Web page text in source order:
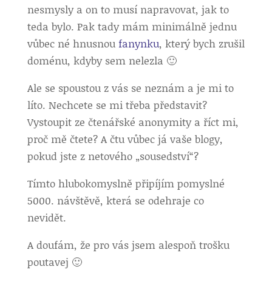
nesmysly a on to musí napravovat, jak to
teda bylo. Pak tady mám minimálně jednu
vůbec né hnusnou fanynku, který bych zrušil
doménu, kdyby sem nelezla 🙂
Ale se spoustou z vás se neznám a je mi to
líto. Nechcete se mi třeba představit?
Vystoupit ze čtenářské anonymity a říct mi,
proč mě čtete? A čtu vůbec já vaše blogy,
pokud jste z netového „sousedství“?
Tímto hlubokomyslně připíjím pomyslné
5000. návštěvě, která se odehraje co
nevidět.
A doufám, že pro vás jsem alespoň trošku
poutavej 🙂